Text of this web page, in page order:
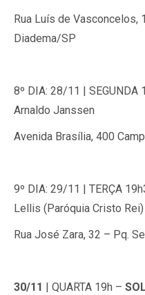
Rua Luís de Vasconcelos,
Diadema/SP
8º DIA: 28/11 | SEGUNDA
Arnaldo Janssen
Avenida Brasília, 400
9º DIA: 29/11 | TERÇA
Lellis (Paróquia Cristo Rei)
Rua José Zara, 32 – Pq.
30/11 | QUARTA 19h –